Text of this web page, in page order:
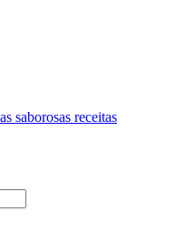
saborosas receitas